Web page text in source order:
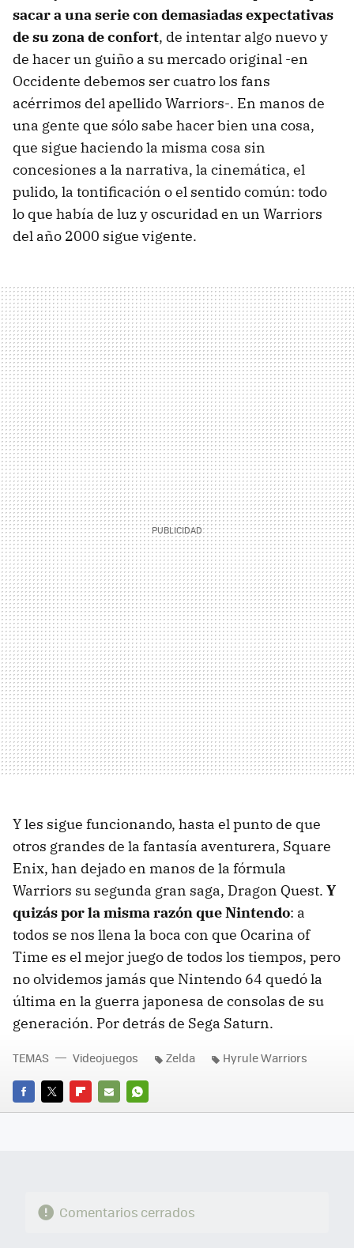
sacar a una serie con demasiadas expectativas
de su zona de confort, de intentar algo nuevo y
de hacer un guiño a su mercado original -en
Occidente debemos ser cuatro los fans
acérrimos del apellido Warriors-. En manos de
una gente que sólo sabe hacer bien una cosa,
que sigue haciendo la misma cosa sin
concesiones a la narrativa, la cinemática, el
pulido, la tontificación o el sentido común: todo
lo que había de luz y oscuridad en un Warriors
del año 2000 sigue vigente.
Y les sigue funcionando, hasta el punto de que
otros grandes de la fantasía aventurera, Square
Enix, han dejado en manos de la fórmula
Warriors su segunda gran saga, Dragon Quest. Y
quizás por la misma razón que Nintendo: a
todos se nos llena la boca con que Ocarina of
Time es el mejor juego de todos los tiempos, pero
no olvidemos jamás que Nintendo 64 quedó la
última en la guerra japonesa de consolas de su
generación. Por detrás de Sega Saturn.
FACEBOOK
TWITTERFLIPBOARD
E-
WHATSAPP
TEMAS Videojuegos Zelda Hyrule Warriors
Comentarios cerrados